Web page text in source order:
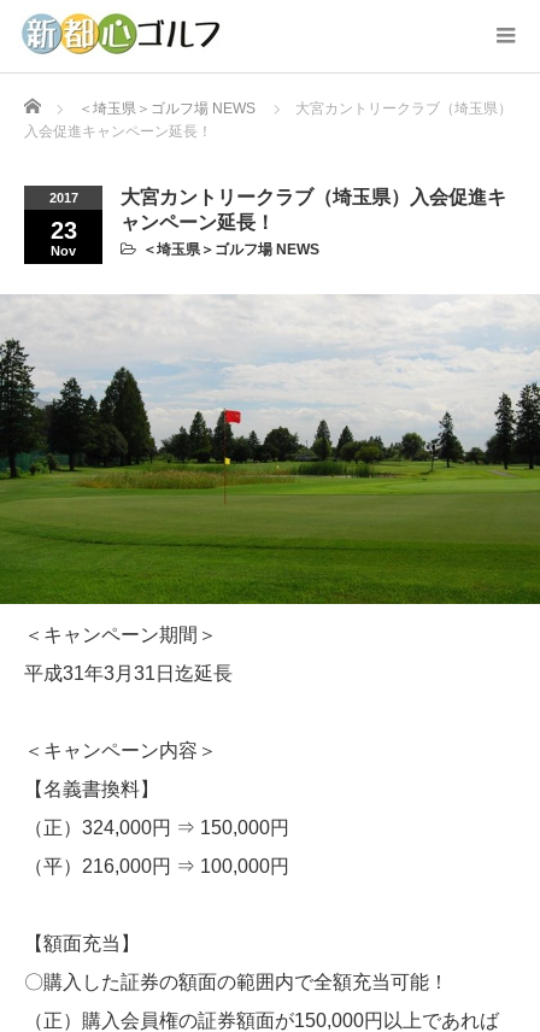
Home ＜埼玉県＞ゴルフ場 NEWS
大宮カントリークラブ（埼玉県）
入会促進キャンペーン延長！
2017
23
Nov
大宮カントリークラブ（埼玉県）入会促進キ
ャンペーン延長！
＜埼玉県＞ゴルフ場 NEWS
＜キャンペーン期間＞
平成31年3月31日迄延長
＜キャンペーン内容＞
【名義書換料】
（正）324,000円 ⇒ 150,000円
（平）216,000円 ⇒ 100,000円
【額面充当】
〇購入した証券の額面の範囲内で全額充当可能！
（正）購入会員権の証券額面が150,000円以上であれば